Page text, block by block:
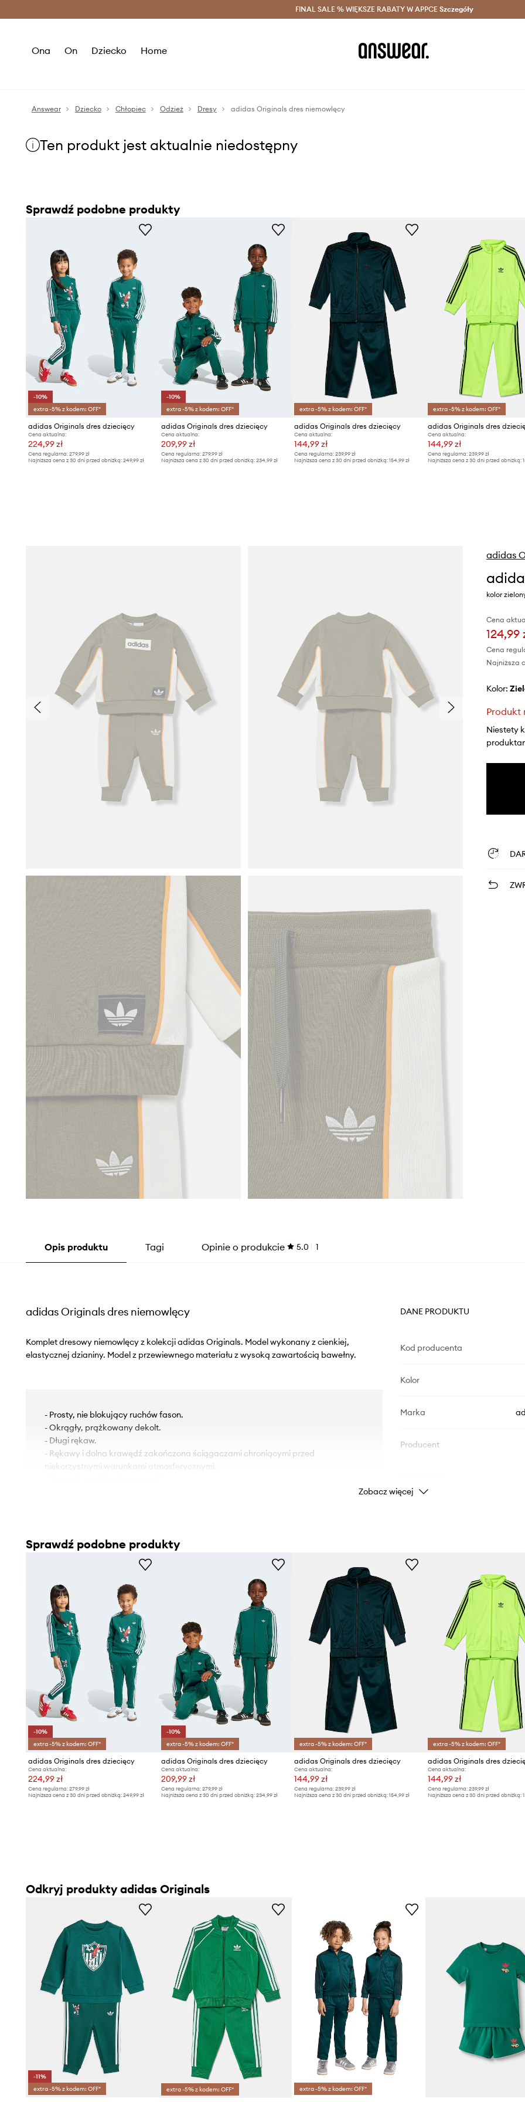
Oszczędzaj z Answear Club > Dostawa nawet w 24h >
FINAL SALE % WIĘKSZE RABATY W APPCE Szczegóły
Ona On Dziecko Home
Answear Dziecko Chłopiec Odzież Dresy adidas Originals dres niemowlęcy
Ten produkt jest aktualnie niedostępny
Sprawdź podobne produkty
-10%
extra -5% z kodem: OFF*
adidas Originals dres dziecięcy
Cena aktualna:
224,99 zł
Cena regularna: 279,99 zł
Najniższa cena z 30 dni przed obniżką: 249,99 zł
-10%
extra -5% z kodem: OFF*
adidas Originals dres dziecięcy
Cena aktualna:
209,99 zł
Cena regularna:279,99 zł
Najniższa cena z 30 dni przed obniżką:234,99 zł
extra -5% z kodem: OFF*
adidas Originals dres dziecięcy
Cena aktualna:
144,99 zł
Cena regularna: 239,99 zł
Najniższa cena z 30 dni przed obniżką: 154,99 zł
extra -5% z kodem: OFF*
adidas Originals dres
Cena aktualna:
144,99 zł
Cena regularna: 239,99 zł
Najniższa cena z 30 dni przed obniżką:
adidas
kolor
Cena
124,99
Cena
Najniższa
Kolor:
Produkt
Niestety
Opis produktu Tagi Opinie o produkcie 5.0 1
adidas Originals dres niemowlęcy
Komplet dresowy niemowlęcy z kolekcji adidas Originals. Model wykonany z cienkiej,
elastycznej dzianiny. Model z przewiewnego materiału z wysoką zawartością bawełny.
- Prosty, nie blokujący ruchów fason.
- Okrągły, prążkowany dekolt.
- Długi rękaw.
- Rękawy i dolna krawędź zakończona ściągaczami chroniącymi przed
niekorzystnymi warunkami atmosferycznymi.
- Z przodu wyhaftowane logo marki.
DANE PRODUKTU
Kod producenta
Kolor
Marka
Producent
Zobacz więcej
Sprawdź podobne produkty
-10%
extra -5% z kodem: OFF*
adidas Originals dres dziecięcy
Cena aktualna:
224,99 zł
Cena regularna: 279,99 zł
Najniższa cena z 30 dni przed obniżką: 249,99 zł
-10%
extra -5% z kodem: OFF*
adidas Originals dres dziecięcy
Cena aktualna:
209,99 zł
Cena regularna:279,99 zł
Najniższa cena z 30 dni przed obniżką:234,99 zł
extra -5% z kodem: OFF*
adidas Originals dres dziecięcy
Cena aktualna:
144,99 zł
Cena regularna: 239,99 zł
Najniższa cena z 30 dni przed obniżką: 154,99 zł
extra -5% z kodem: OFF*
adidas Originals dres
Cena aktualna:
144,99 zł
Cena regularna: 239,99 zł
Najniższa cena z 30 dni przed obniżką:
Odkryj produkty adidas Originals
-11%
extra -5% z kodem: OFF*
extra -5% z kodem: OFF* extra -5% z kodem: OFF*